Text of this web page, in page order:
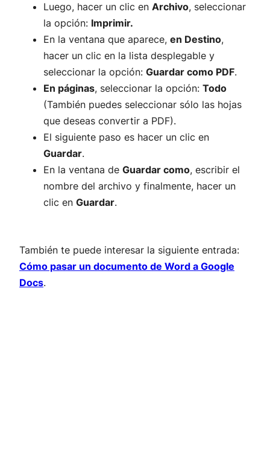
Luego, hacer un clic en Archivo, seleccionar
la opción: Imprimir.
En la ventana que aparece, en Destino,
hacer un clic en la lista desplegable y
seleccionar la opción: Guardar como PDF.
En páginas, seleccionar la opción: Todo
(También puedes seleccionar sólo las hojas
que deseas convertir a PDF).
El siguiente paso es hacer un clic en
Guardar.
En la ventana de Guardar como, escribir el
nombre del archivo y finalmente, hacer un
clic en Guardar.
También te puede interesar la siguiente entrada:
Cómo pasar un documento de Word a Google
Docs.